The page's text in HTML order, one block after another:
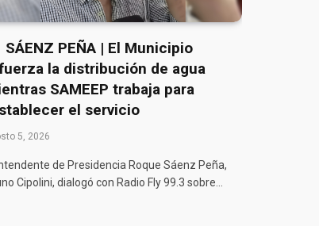
SÁENZ PEÑA | El Municipio
la distribución de agua
SAMEEP trabaja para
el servicio
5, 2026
de Presidencia Roque Sáenz Peña,
Cipolini, dialogó con Radio Fly 99.3 sobre…